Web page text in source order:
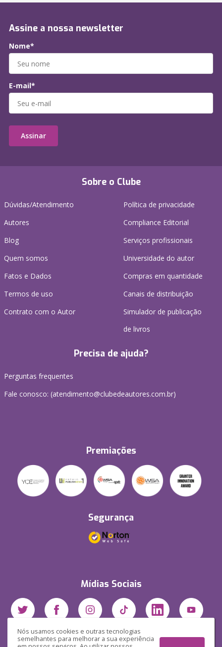
Nós usamos cookies e outras tecnologias
semelhantes para melhorar a sua experiência
Sobre o Clube
Dúvidas/Atendimento
Autores
Blog
Quem somos
Fatos e Dados
Termos de uso
Contrato com o Autor
Política de privacidade
Compliance Editorial
Serviços profissionais
Universidade do autor
Compras em quantidade
Canais de distribuição
Simulador de publicação
de livros
Precisa de ajuda?
Perguntas frequentes
Fale conosco: (atendimento@clubedeautores.com.br)
Premiações
Segurança
Mídias Sociais
Assine a nossa newsletter
Nome*
E-mail*
Assinar